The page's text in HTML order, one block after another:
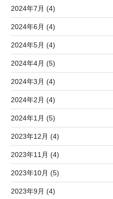
2024年7月 (4)
2024年6月 (4)
2024年5月 (4)
2024年4月 (5)
2024年3月 (4)
2024年2月 (4)
2024年1月 (5)
2023年12月 (4)
2023年11月 (4)
2023年10月 (5)
2023年9月 (4)